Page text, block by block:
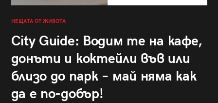
НЕЩАТА ОТ ЖИВОТА
City Guide: Водим те на кафе,
донъти и коктейли във или
близо до парк – май няма как
да е по-добър!